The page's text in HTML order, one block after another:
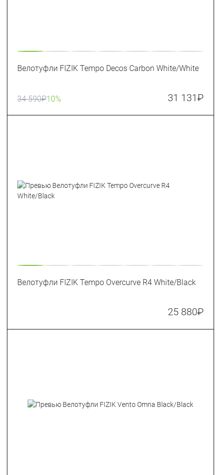
Велотуфли FIZIK Tempo Decos Carbon White/White
34 590₽10% 31 131₽
Велотуфли FIZIK Tempo Overcurve R4 White/Black
25 880₽